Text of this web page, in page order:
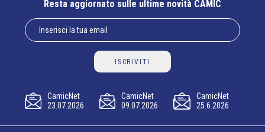
Resta aggiornato sulle ultime novità CAMIC
ISCRIVITI
CamicNet
23.07.2026
CamicNet
09.07.2026
CamicNet
25.6.2026